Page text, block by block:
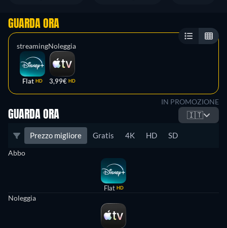
GUARDA ORA
streaming
Flat HD
Noleggia
3,99€ HD
IN PROMOZIONE
GUARDA ORA 🇮🇹
Prezzo migliore Gratis 4K HD SD
Abbo
Flat HD
Noleggia